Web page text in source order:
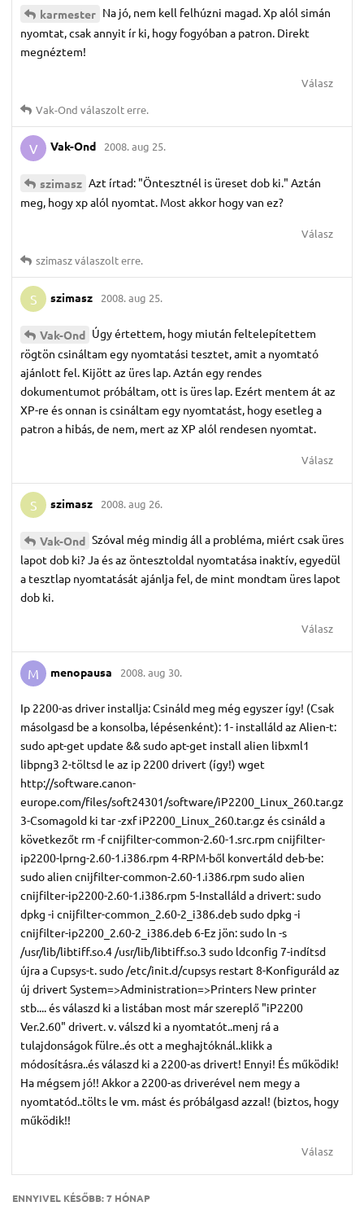
karmester Na jó, nem kell felhúzni magad. Xp alól simán
nyomtat, csak annyit ír ki, hogy fogyóban a patron. Direkt
megnéztem!
Válasz
Vak-Ond válaszolt erre.
V Vak-Ond 2008. aug 25.
szimasz Azt írtad: "Öntesztnél is üreset dob ki." Aztán
meg, hogy xp alól nyomtat. Most akkor hogy van ez?
Válasz
szimaszválaszolt erre.
S szimasz 2008. aug 25.
Vak-Ond Úgy értettem, hogy miután feltelepítettem
rögtön csináltam egy nyomtatási tesztet, amit a nyomtató
ajánlott fel. Kijött az üres lap. Aztán egy rendes
dokumentumot próbáltam, ott is üres lap. Ezért mentem át az
XP-re és onnan is csináltam egy nyomtatást, hogy esetleg a
patron a hibás, de nem, mert az XP alól rendesen nyomtat.
Válasz
S szimasz 2008. aug 26.
Vak-Ond Szóval még mindig áll a probléma, miért csak üres
lapot dob ki? Ja és az öntesztoldal nyomtatása inaktív, egyedül
a tesztlap nyomtatását ajánlja fel, de mint mondtam üres lapot
dob ki.
Válasz
M menopausa 2008. aug 30.
Ip 2200-as driver installja: Csináld meg még egyszer így! (Csak
másolgasd be a konsolba, lépésenként): 1- installáld az Alien-t:
sudo apt-get update && sudo apt-get install alien libxml1
libpng3 2-töltsd le az ip 2200 drivert (így!) wget
http://software.canon-
europe.com/files/soft24301/software/iP2200_Linux_260.tar.gz
3-Csomagold ki tar -zxf iP2200_Linux_260.tar.gz és csináld a
következőt rm -f cnijfilter-common-2.60-1.src.rpm cnijfilter-
ip2200-lprng-2.60-1.i386.rpm 4-RPM-ből konvertáld deb-be:
sudo alien cnijfilter-common-2.60-1.i386.rpm sudo alien
cnijfilter-ip2200-2.60-1.i386.rpm 5-Installáld a drivert: sudo
dpkg -i cnijfilter-common_2.60-2_i386.deb sudo dpkg -i
cnijfilter-ip2200_2.60-2_i386.deb 6-Ez jön: sudo ln -s
/usr/lib/libtiff.so.4 /usr/lib/libtiff.so.3 sudo ldconfig 7-indítsd
újra a Cupsys-t. sudo /etc/init.d/cupsys restart 8-Konfiguráld az
új drivert System=>Administration=>Printers New printer
stb.... és válaszd ki a listában most már szereplő "iP2200
Ver.2.60" drivert. v. válszd ki a nyomtatót..menj rá a
tulajdonságok fülre..és ott a meghajtóknál..klikk a
módosításra..és válaszd ki a 2200-as drivert! Ennyi! És működik!
Ha mégsem jó!! Akkor a 2200-as driverével nem megy a
nyomtatód..tölts le vm. mást és próbálgasd azzal! (biztos, hogy
működik!!
Válasz
ENNYIVEL KÉSŐBB:7 HÓNAP